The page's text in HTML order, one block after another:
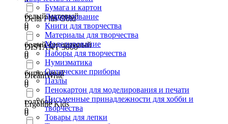
белый матовый
0
белый/фиолетовый
0
бирюзовый
0
голубой
0
Delta Plus Gold
0
DISTANT 3000
0
DreamWrite
0
Ergoline Kids
0
Бумага и картон
Декорирование
Книги для творчества
Материалы для творчества
Моделирование
Наборы для творчества
Нумизматика
Оптические приборы
Пазлы
Пенокартон для моделирования и печати
Письменные принадлежности для хобби и
творчества
Товары для лепки